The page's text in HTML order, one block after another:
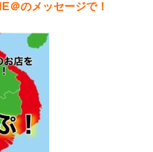
＠のメッセージで！